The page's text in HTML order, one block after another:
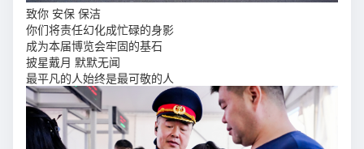
致你 安保 保洁
你们将责任幻化成忙碌的身影
成为本届博览会牢固的基石
披星戴月 默默无闻
最平凡的人始终是最可敬的人